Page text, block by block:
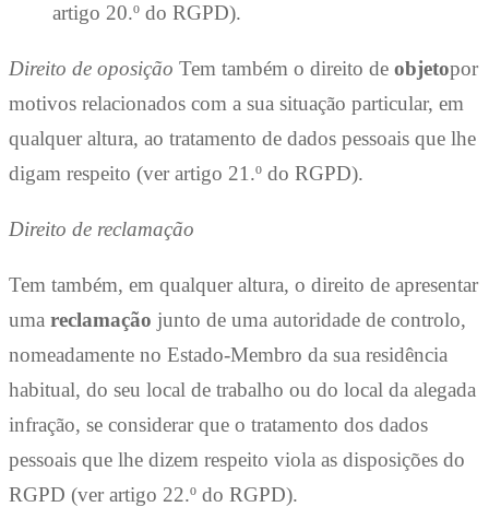
artigo 20.º do RGPD).
Direito de oposição Tem também o direito de objetopor
motivos relacionados com a sua situação particular, em
qualquer altura, ao tratamento de dados pessoais que lhe
digam respeito (ver artigo 21.º do RGPD).
Direito de reclamação
Tem também, em qualquer altura, o direito de apresentar
uma reclamação junto de uma autoridade de controlo,
nomeadamente no Estado-Membro da sua residência
habitual, do seu local de trabalho ou do local da alegada
infração, se considerar que o tratamento dos dados
pessoais que lhe dizem respeito viola as disposições do
RGPD (ver artigo 22.º do RGPD).